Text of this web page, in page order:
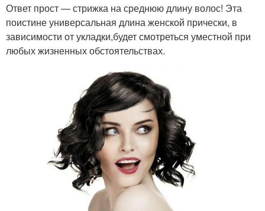
Ответ прост — стрижка на среднюю длину волос! Эта
поистине универсальная длина женской прически, в
зависимости от укладки,будет смотреться уместной при
любых жизненных обстоятельствах.